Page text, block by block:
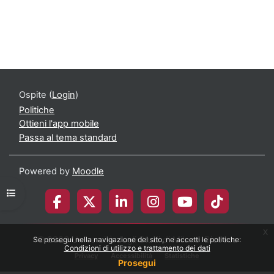
Se prosegui nella navigazione del sito, ne accetti le politiche:
Condizioni di utilizzo e trattamento dei dati
Prosegui
x
Apri indice del corso
Ospite (Login)
Politiche
Ottieni l'app mobile
Passa al tema standard
Powered by Moodle
© 2026 Università degli Studi di Milano-Bicocca